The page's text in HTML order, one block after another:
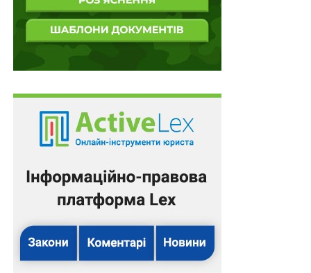
Заявникам у справах про банкрутство суди
можуть розстрочувати та зменшувати судовий
збір